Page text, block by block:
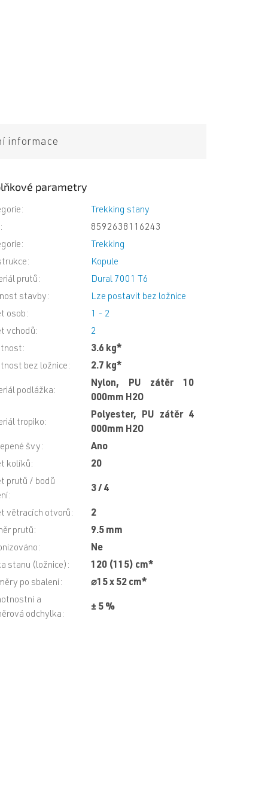
informace
parametry
:
Trekking stany
:
8592638116243
:
Trekking
:
Kopule
prutů:
Dural 7001 T6
stavby:
Lze postavit bez ložnice
osob:
1 - 2
vchodů:
2
:
3.6 kg*
bez ložnice: 2.7 kg*
podlážka:
Nylon, PU zátěr 10
000mm H2O
tropiko:
Polyester, PU zátěr 4
000mm H2O
švy:
Ano
kolíků:
20
prutů / bodů
:
3 / 4
větracích otvorů:
2
prutů:
9.5 mm
:
Ne
stanu (ložnice) :
120 (115) cm*
po sbalení :
⌀15 x 52 cm*
a
odchylka:
± 5 %